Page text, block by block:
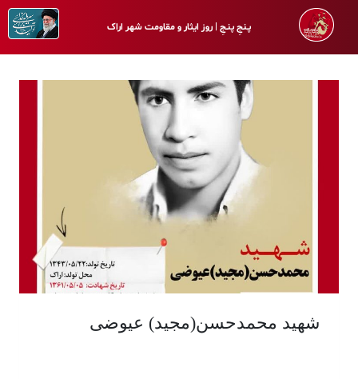
پـنجِ پنـجِ | روز ایثار و مقاومت شهر اراک
شهید محمدحسن(مجید) عیوضی